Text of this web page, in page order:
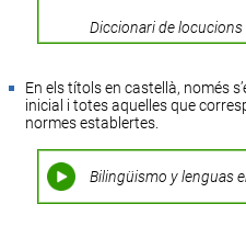
Diccionari de locucions
En els títols en castellà, només
inicial i totes aquelles que
normes establertes.
Bilingüismo y lenguas